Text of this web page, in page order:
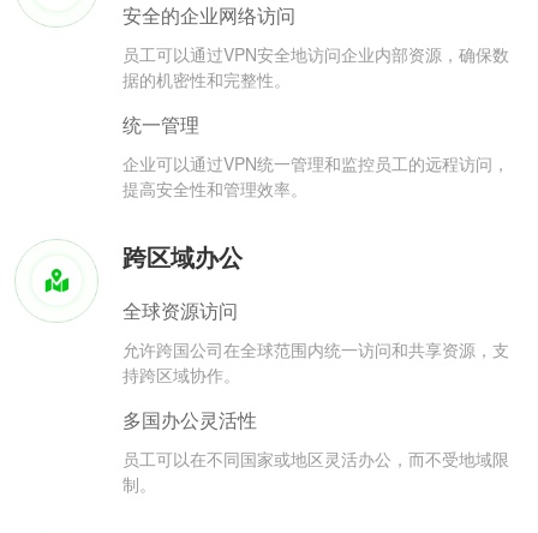
安全的企业网络访问
员工可以通过VPN安全地访问企业内部资源，确保数
据的机密性和完整性。
统一管理
企业可以通过VPN统一管理和监控员工的远程访问，
提高安全性和管理效率。
跨区域办公
全球资源访问
允许跨国公司在全球范围内统一访问和共享资源，支
持跨区域协作。
多国办公灵活性
员工可以在不同国家或地区灵活办公，而不受地域限
制。